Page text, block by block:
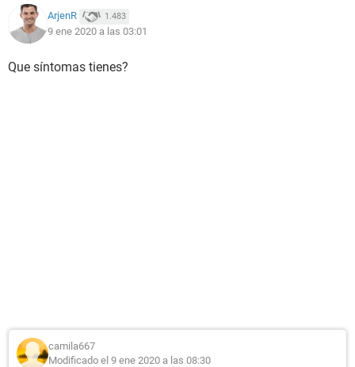
ArjenR 1.483
9 ene 2020 a las 03:01
Que síntomas tienes?
camila667
Modificado el 9 ene 2020 a las 08:30